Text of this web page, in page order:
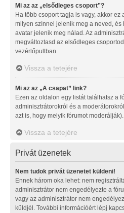
Mi az az „elsődleges csoport”?
Ha több csoport tagja is vagy, akkor ez
milyen színnel jelenik meg a neved,
avatar jelenik meg nálad. Az
megváltoztasd az elsődleges
vezérlőpultban.
Vissza a tetejére
Mi az az „A csapat” link?
Ezen az oldalon egy listát találhatsz a
adminisztrátorokról és a
azt is, hogy melyik fórumot moderálják).
Vissza a tetejére
Privát üzenetek
Nem tudok privát üzenetet küldeni!
Ennek három oka lehet: nem
adminisztrátor nem engedélyezte a
vagy az adminisztrátor nem
küldjél. További információért lépj